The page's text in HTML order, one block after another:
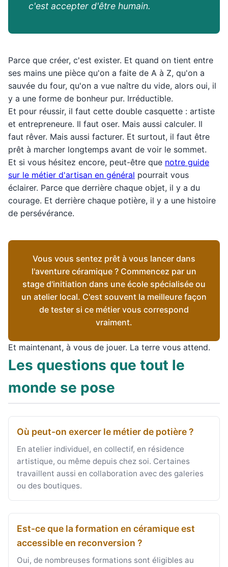
c'est accepter d'être humain.
Parce que créer, c'est exister. Et quand on tient entre
ses mains une pièce qu'on a faite de A à Z, qu'on a
sauvée du four, qu'on a vue naître du vide, alors oui, il
y a une forme de bonheur pur. Irréductible.
Et pour réussir, il faut cette double casquette : artiste
et entrepreneure. Il faut oser. Mais aussi calculer. Il
faut rêver. Mais aussi facturer. Et surtout, il faut être
prêt à marcher longtemps avant de voir le sommet.
Et si vous hésitez encore, peut-être que notre guide
sur le métier d'artisan en général pourrait vous
éclairer. Parce que derrière chaque objet, il y a du
courage. Et derrière chaque potière, il y a une histoire
de persévérance.
Vous vous sentez prêt à vous lancer dans
l'aventure céramique ? Commencez par un
stage d'initiation dans une école spécialisée ou
un atelier local. C'est souvent la meilleure façon
de tester si ce métier vous correspond
vraiment.
Et maintenant, à vous de jouer. La terre vous attend.
Les questions que tout le
monde se pose
Où peut-on exercer le métier de potière ?
En atelier individuel, en collectif, en résidence
artistique, ou même depuis chez soi. Certaines
travaillent aussi en collaboration avec des galeries
ou des boutiques.
Est-ce que la formation en céramique est
accessible en reconversion ?
Oui, de nombreuses formations sont éligibles au